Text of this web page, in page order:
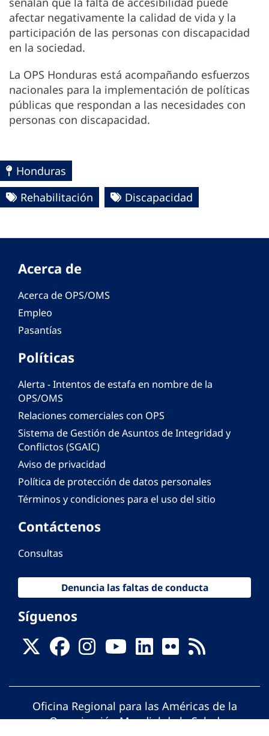
afectar negativamente la calidad de vida y la
participación de las personas con discapacidad
en la sociedad.
La OPS Honduras está acompañando esfuerzos
nacionales para la implementación de políticas
públicas que respondan a las necesidades con
personas con discapacidad.
Honduras
Rehabilitación
Discapacidad
Acerca de
Acerca de OPS/OMS
Empleo
Pasantías
Políticas
Alerta - Intentos de estafa en nombre de la
OPS/OMS
Relaciones comerciales con OPS
Sistema de Gestión de Asuntos de Integridad y
Conflictos (SGAIC)
Aviso de privacidad
Política de protección de datos personales
Términos y condiciones para el uso del sitio
Contáctenos
Consultas
Denuncia las faltas de conducta
Síguenos
Oficina Regional para las Américas de la
Organización Mundial de la Salud